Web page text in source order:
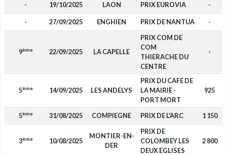
- 19/10/2025 LAON PRIX EUROVIA -
- 27/09/2025 ENGHIEN PRIX DE NANTUA -
9ème 22/09/2025 LA CAPELLE
PRIX COM DE
COM
THIERACHE DU
CENTRE
-
5ème 14/09/2025 LES ANDELYS
PRIX DU CAFE DE
LA MAIRIE -
PORT MORT
925
5ème 31/08/2025 COMPIEGNE PRIX DE L'ARC 1 150
3ème 10/08/2025
MONTIER-EN-
DER
PRIX DE
COLOMBEY LES
DEUX EGLISES
2 800